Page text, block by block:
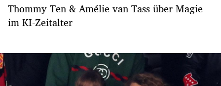
Thommy Ten & Amélie van Tass über Magie
im KI-Zeitalter